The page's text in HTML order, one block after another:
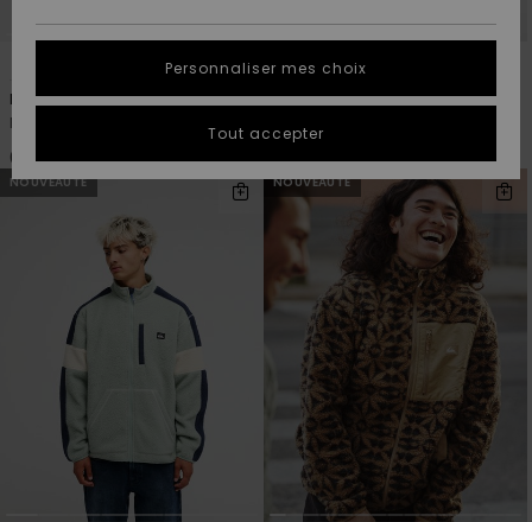
A
Découvrir
A
Découvrir
tailles
conversation
à votre
question.
une
conversation
Trouvez
des
réponses
aux
questions
QUIKSILVER
No Destination Hs
Polaire Beige Homme
65,00 €
No Destination
70,00 €
NOUVEAUTÉ NOUVEAUTÉ
Personnaliser mes choix
Tout accepter